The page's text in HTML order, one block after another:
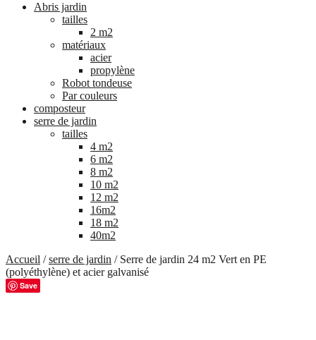
Abris jardin
tailles
2 m2
matériaux
acier
propylène
Robot tondeuse
Par couleurs
composteur
serre de jardin
tailles
4 m2
6 m2
8 m2
10 m2
12 m2
16m2
18 m2
40m2
Accueil /serre de jardin / Serre de jardin 24 m2 Vert en PE
(polyéthylène) et acier galvanisé
Save